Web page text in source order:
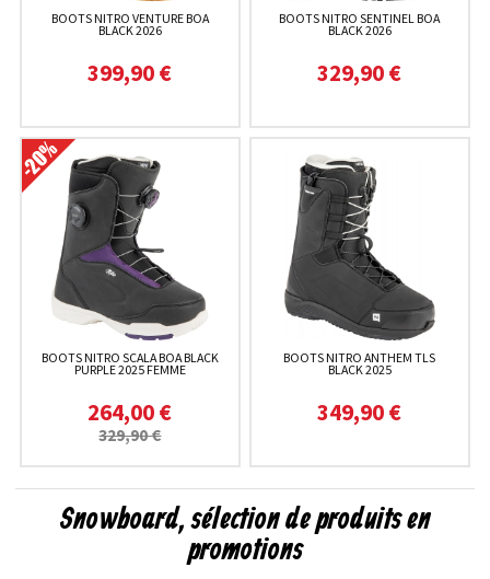
BOOTS NITRO VENTURE BOA
BLACK 2026
399,90 €
BOOTS NITRO SENTINEL BOA
BLACK 2026
329,90 €
BOOTS NITRO SCALA BOA BLACK
PURPLE 2025 FEMME
264,00 €
329,90 €
BOOTS NITRO ANTHEM TLS
BLACK 2025
349,90 €
Snowboard, sélection de produits en
promotions